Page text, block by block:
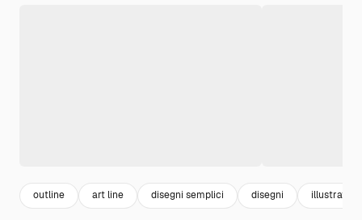
outline art line disegni semplici disegni illustration